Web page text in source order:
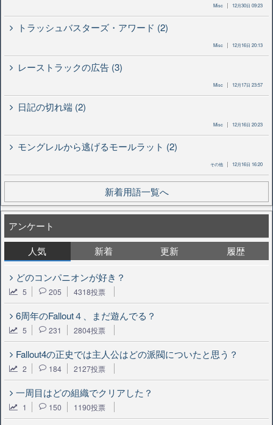
Misc 12月30日 09:23
トラッシュバスターズ・アワード (2)
Misc 12月16日 20:13
レーストラックの広告 (3)
Misc 12月17日 23:57
日記の切れ端 (2)
Misc 12月16日 20:23
モングレルから逃げるモールラット (2)
その他 12月16日 16:20
新着用語一覧へ
アンケート
人気
新着 更新 履歴
どのコンパニオンが好き？
5 205 4318投票
6周年のFallout４、まだ遊んでる？
5 231 2804投票
Fallout4の正史では主人公はどの派閥についたと思う？
2 184 2127投票
一周目はどの組織でクリアした？
1 150 1190投票